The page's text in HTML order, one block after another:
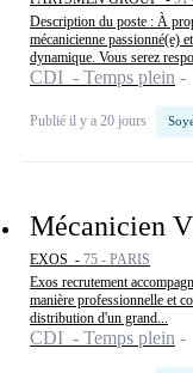
Description du poste : À
mécanicienne passionné(e)
dynamique. Vous serez
CDI - Temps plein
Publié il y a 20 jours
Mécanicien
EXOS - 75 - PARIS
Exos recrutement
manière professionnelle et
distribution d'un grand...
CDI - Temps plein